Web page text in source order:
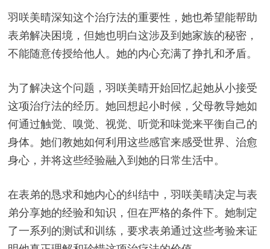
羽咲美晴深知这个治疗法的重要性，她也希望能帮助
表弟解决困境，但她也明白这涉及到她家族的秘密，
不能随意传授给他人。她的内心充满了挣扎和矛盾。
为了解决这个问题，羽咲美晴开始回忆起她从小接受
这项治疗法的经历。她回想起小时候，父母教导她如
何通过触觉、嗅觉、视觉、听觉和味觉来平衡自己的
身体。她们教她如何利用这些感官来感受世界、治愈
身心，并将这些经验融入到她的日常生活中。
在表弟的恳求和她内心的纠结中，羽咲美晴决定与表
弟分享她的经验和知识，但在严格的条件下。她制定
了一系列的测试和训练，要求表弟通过这些考验来证